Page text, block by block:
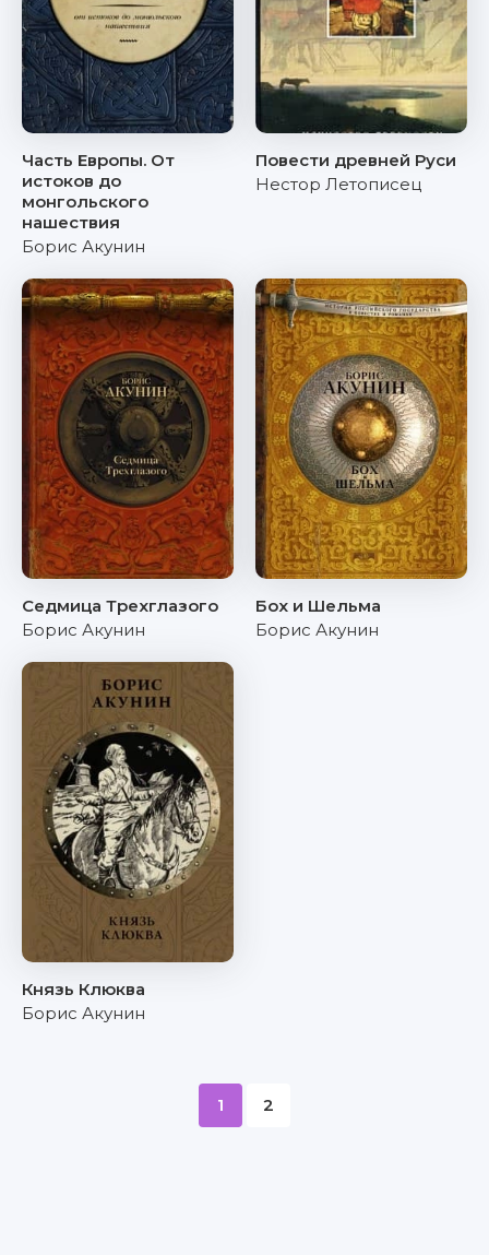
Часть Европы. От
истоков до
монгольского
нашествия
Борис Акунин
Повести древней Руси
Нестор Летописец
Седмица Трехглазого
Борис Акунин
Бох и Шельма
Борис Акунин
Князь Клюква
Борис Акунин
1 2